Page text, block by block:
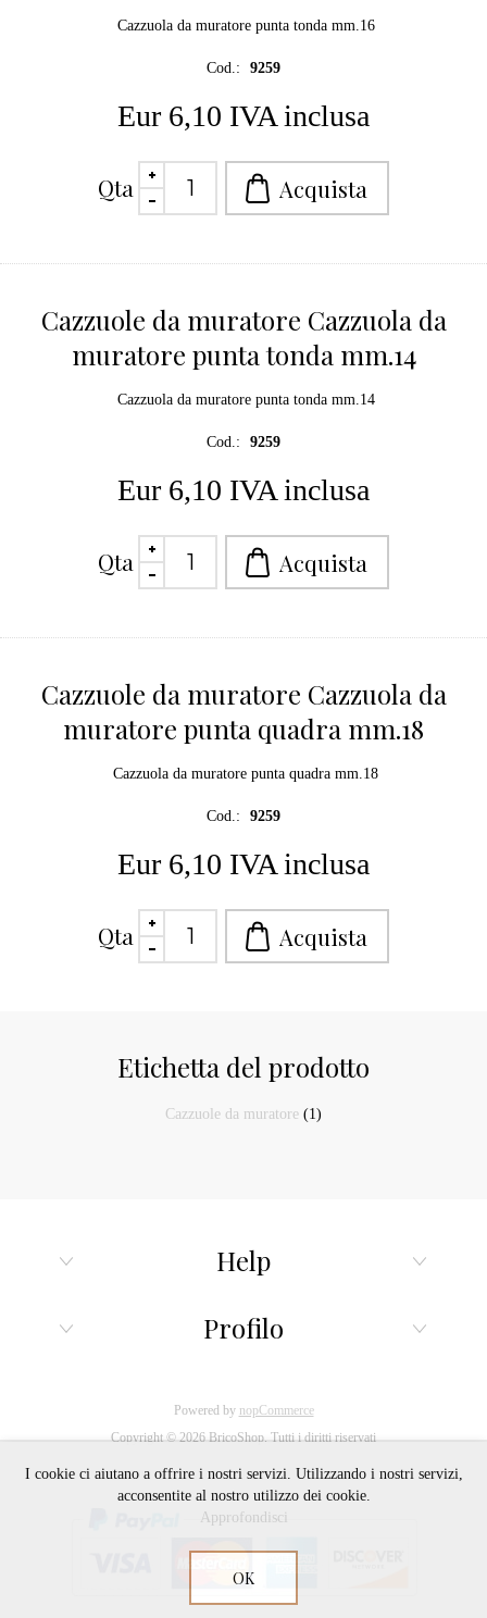
Cazzuola da muratore punta tonda mm.16
Cod.: 9259
Eur 6,10 IVA inclusa
Qta
Cazzuole da muratore Cazzuola da
muratore punta tonda mm.14
Cazzuola da muratore punta tonda mm.14
Cod.: 9259
Eur 6,10 IVA inclusa
Qta
Cazzuole da muratore Cazzuola da
muratore punta quadra mm.18
Cazzuola da muratore punta quadra mm.18
Cod.: 9259
Eur 6,10 IVA inclusa
Qta
Etichetta del prodotto
Cazzuole da muratore (1)
Help
Profilo
Powered by nopCommerce
Copyright © 2026 BricoShop. Tutti i diritti riservati
I cookie ci aiutano a offrire i nostri servizi. Utilizzando i nostri servizi,
acconsentite al nostro utilizzo dei cookie.
Approfondisci
OK